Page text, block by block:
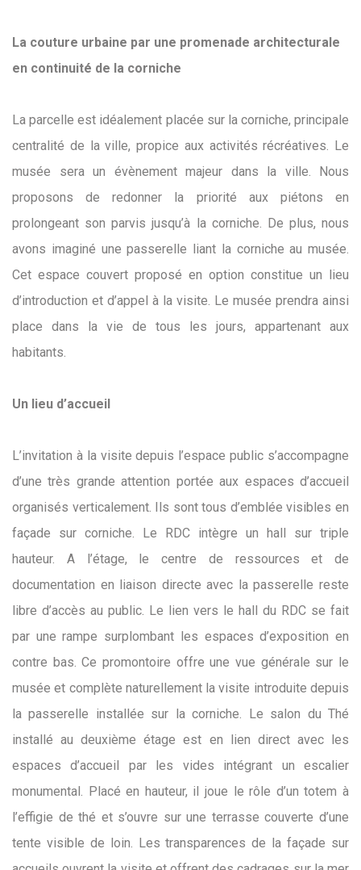
La couture urbaine par une promenade architecturale
en continuité de la corniche
La parcelle est idéalement placée sur la corniche, principale
centralité de la ville, propice aux activités récréatives. Le
musée sera un évènement majeur dans la ville. Nous
proposons de redonner la priorité aux piétons en
prolongeant son parvis jusqu’à la corniche. De plus, nous
avons imaginé une passerelle liant la corniche au musée.
Cet espace couvert proposé en option constitue un lieu
d’introduction et d’appel à la visite. Le musée prendra ainsi
place dans la vie de tous les jours, appartenant aux
habitants.
Un lieu d’accueil
L’invitation à la visite depuis l’espace public s’accompagne
d’une très grande attention portée aux espaces d’accueil
organisés verticalement. Ils sont tous d’emblée visibles en
façade sur corniche. Le RDC intègre un hall sur triple
hauteur. A l’étage, le centre de ressources et de
documentation en liaison directe avec la passerelle reste
libre d’accès au public. Le lien vers le hall du RDC se fait
par une rampe surplombant les espaces d’exposition en
contre bas. Ce promontoire offre une vue générale sur le
musée et complète naturellement la visite introduite depuis
la passerelle installée sur la corniche. Le salon du Thé
installé au deuxième étage est en lien direct avec les
espaces d’accueil par les vides intégrant un escalier
monumental. Placé en hauteur, il joue le rôle d’un totem à
l’effigie de thé et s’ouvre sur une terrasse couverte d’une
tente visible de loin. Les transparences de la façade sur